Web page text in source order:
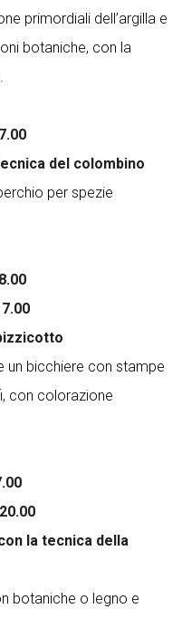
primordiali dell’argilla e
botaniche, con la
del colombino
per spezie
un bicchiere con stampe
con colorazione
la tecnica della
botaniche o legno e